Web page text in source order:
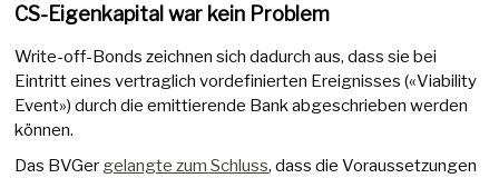
CS-Eigenkapital war kein Problem
Write-off-Bonds zeichnen sich dadurch aus, dass sie bei
Eintritt eines vertraglich vordefinierten Ereignisses («Viability
Event») durch die emittierende Bank abgeschrieben werden
können.
Das BVGer gelangte zum Schluss, dass die Voraussetzungen